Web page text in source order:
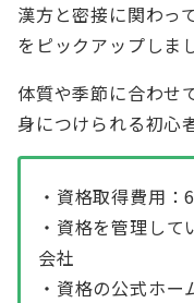
漢方と密接に関わっ
をピックアップしま
体質や季節に合わせ
身につけられる初心
・資格取得費用：
・資格を管理し
会社
・資格の公式ホー